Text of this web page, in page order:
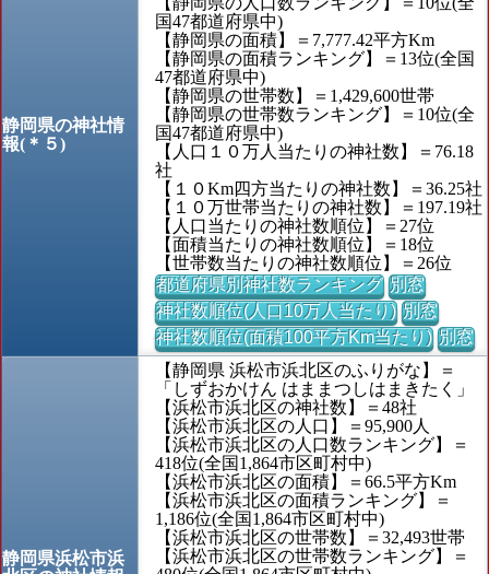
静岡県の神社情
報(＊５)
国47都道府県中)
【静岡県の面積】＝7,777.42平方Km
【静岡県の面積ランキング】＝13位(全国
47都道府県中)
【静岡県の世帯数】＝1,429,600世帯
【静岡県の世帯数ランキング】＝10位(全
国47都道府県中)
【人口１０万人当たりの神社数】＝76.18
社
【１０Km四方当たりの神社数】＝36.25社
【１０万世帯当たりの神社数】＝197.19社
【人口当たりの神社数順位】＝27位
【面積当たりの神社数順位】＝18位
【世帯数当たりの神社数順位】＝26位
都道府県別神社数ランキング 別窓
神社数順位(人口10万人当たり) 別窓
神社数順位(面積100平方Km当たり) 別窓
静岡県浜松市浜
【静岡県 浜松市浜北区のふりがな】＝
「しずおかけん はままつしはまきたく」
【浜松市浜北区の神社数】＝48社
【浜松市浜北区の人口】＝95,900人
【浜松市浜北区の人口数ランキング】＝
418位(全国1,864市区町村中)
【浜松市浜北区の面積】＝66.5平方Km
【浜松市浜北区の面積ランキング】＝
1,186位(全国1,864市区町村中)
【浜松市浜北区の世帯数】＝32,493世帯
【浜松市浜北区の世帯数ランキング】＝